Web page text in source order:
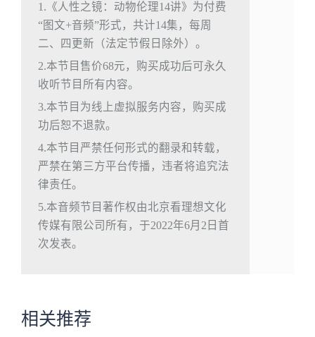
1.《人性之镜：动物伦理14讲》为付费
“图文+音频”形式，共计14集，每周
二、四更新（法定节假日除外）。
2.本节目售价68元，购买成功后可永久
收听节目所有内容。
3.本节目为线上虚拟服务内容，购买成
功后恕不退款。
4.本节目严禁任何形式的翻录和转载，
严禁在第三方平台传播，违者将追究法
律责任。
5.本音频节目著作权由北京看理想文化
传媒有限公司所有，于2022年6月2日首
次发表。
相关推荐